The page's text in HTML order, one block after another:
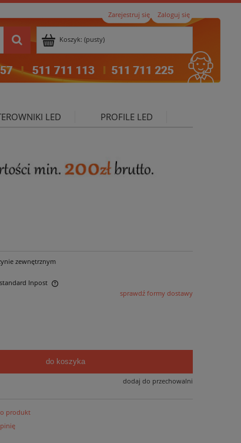
Zarejestruj się Zaloguj się
Koszyk: (pusty)
LED PROFILE LED
zewnętrznym
Inpost
sprawdź formy dostawy
do koszyka
dodaj do przechowalni
produkt